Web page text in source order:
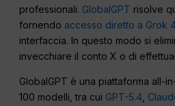
professionali. GlobalGPT risolve
fornendo accesso diretto a Grok
interfaccia. In questo modo si
invecchiare il conto X o di
GlobalGPT è una piattaforma all-
100 modelli, tra cui GPT-5.4